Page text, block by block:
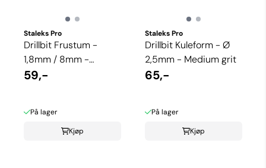
Staleks Pro
Drillbit Frustum -
1,8mm / 8mm -
Medium grit
59,-
På lager
Kjøp
Staleks Pro
Drillbit Kuleform - Ø
2,5mm - Medium grit
65,-
På lager
Kjøp